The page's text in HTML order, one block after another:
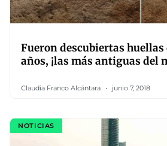
Fueron descubiertas huellas
años, ¡las más antiguas del
Claudia Franco Alcántara junio 7, 2018
NOTICIAS